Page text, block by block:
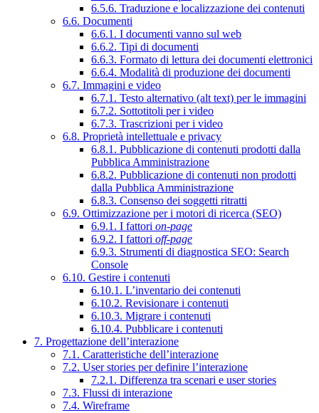
6.5.6. Traduzione e localizzazione dei contenuti
6.6. Documenti
6.6.1. I documenti vanno sul web
6.6.2. Tipi di documenti
6.6.3. Formato di lettura dei documenti elettronici
6.6.4. Modalità di produzione dei documenti
6.7. Immagini e video
6.7.1. Testo alternativo (alt text) per le immagini
6.7.2. Sottotitoli per i video
6.7.3. Trascrizioni per i video
6.8. Proprietà intellettuale e privacy
6.8.1. Pubblicazione di contenuti prodotti dalla
Pubblica Amministrazione
6.8.2. Pubblicazione di contenuti non prodotti
dalla Pubblica Amministrazione
6.8.3. Consenso dei soggetti ritratti
6.9. Ottimizzazione per i motori di ricerca (SEO)
6.9.1. I fattori on-page
6.9.2. I fattori off-page
6.9.3. Strumenti di diagnostica SEO: Search
Console
6.10. Gestire i contenuti
6.10.1. L’inventario dei contenuti
6.10.2. Revisionare i contenuti
6.10.3. Migrare i contenuti
6.10.4. Pubblicare i contenuti
7. Progettazione dell’interazione
7.1. Caratteristiche dell’interazione
7.2. User stories per definire l’interazione
7.2.1. Differenza tra scenari e user stories
7.3. Flussi di interazione
7.4. Wireframe